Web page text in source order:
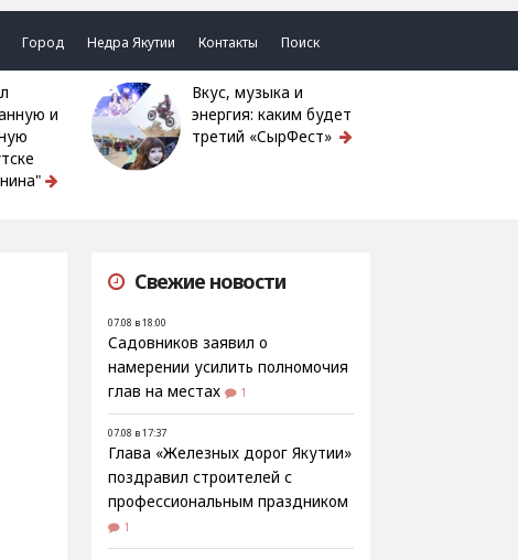
Город Недра Якутии Контакты Поиск
и
Вкус, музыка и
энергия: каким будет
третий «СырФест»
Свежие новости
07.08 в 18:00
Садовников заявил о
намерении усилить полномочия
глав на местах
1
07.08 в 17:37
Глава «Железных дорог Якутии»
поздравил строителей с
профессиональным праздником
1